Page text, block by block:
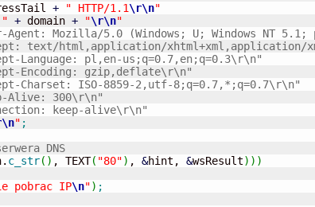
+ " HTTP/1.1\r\n"
" + domain + "\r\n"
Agent: Mozilla/5.0 (Windows; U; Windows NT
text/html,application/xhtml+xml,application/
Language: pl,en-us;q=0.7,en;q=0.3\r\n"
Encoding: gzip,deflate\r\n"
Charset: ISO-8859-2,utf-8;q=0.7,*;q=0.7\r\n"
Alive: 300\r\n"
keep-alive\r\n"
\n" ;
DNS
c_str( ) , TEXT( "80") , &hint, &wsResult) ) )
pobrac IP\n") ;